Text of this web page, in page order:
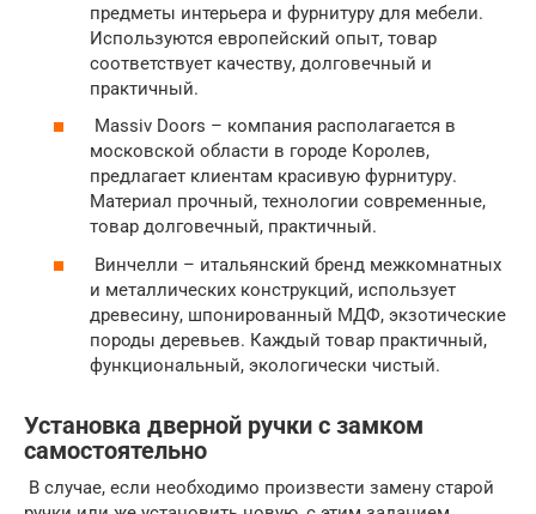
предметы интерьера и фурнитуру для мебели.
Используются европейский опыт, товар
соответствует качеству, долговечный и
практичный.
Massiv Doors – компания располагается в
московской области в городе Королев,
предлагает клиентам красивую фурнитуру.
Материал прочный, технологии современные,
товар долговечный, практичный.
Винчелли – итальянский бренд межкомнатных
и металлических конструкций, использует
древесину, шпонированный МДФ, экзотические
породы деревьев. Каждый товар практичный,
функциональный, экологически чистый.
Установка дверной ручки с замком
самостоятельно
В случае, если необходимо произвести замену старой